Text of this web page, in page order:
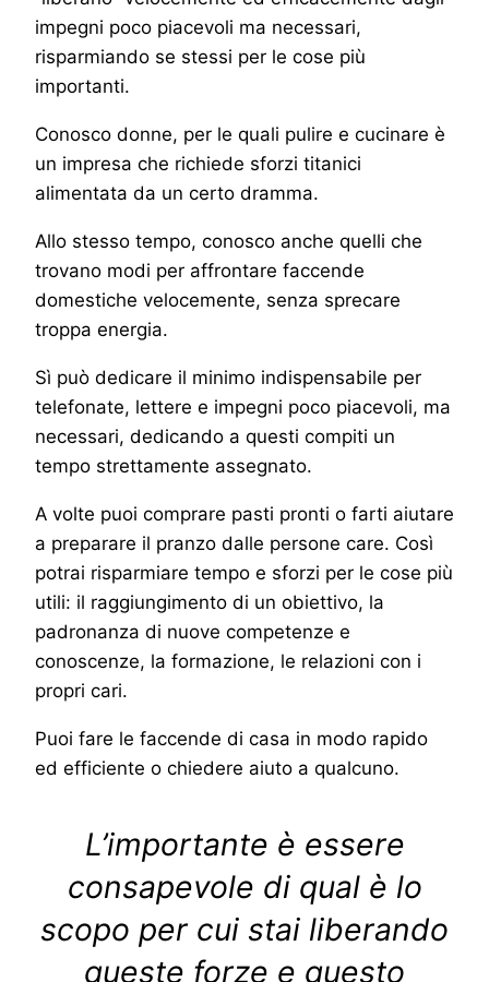
impegni poco piacevoli ma necessari,
risparmiando se stessi per le cose più
importanti.
Conosco donne, per le quali pulire e cucinare è
un impresa che richiede sforzi titanici
alimentata da un certo dramma.
Allo stesso tempo, conosco anche quelli che
trovano modi per affrontare faccende
domestiche velocemente, senza sprecare
troppa energia.
Sì può dedicare il minimo indispensabile per
telefonate, lettere e impegni poco piacevoli, ma
necessari, dedicando a questi compiti un
tempo strettamente assegnato.
A volte puoi comprare pasti pronti o farti aiutare
a preparare il pranzo dalle persone care. Così
potrai risparmiare tempo e sforzi per le cose più
utili: il raggiungimento di un obiettivo, la
padronanza di nuove competenze e
conoscenze, la formazione, le relazioni con i
propri cari.
Puoi fare le faccende di casa in modo rapido
ed efficiente o chiedere aiuto a qualcuno.
L’importante è essere
consapevole di qual è lo
scopo per cui stai liberando
queste forze e questo